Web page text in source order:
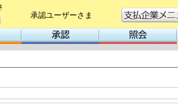
承認ユーザーさま